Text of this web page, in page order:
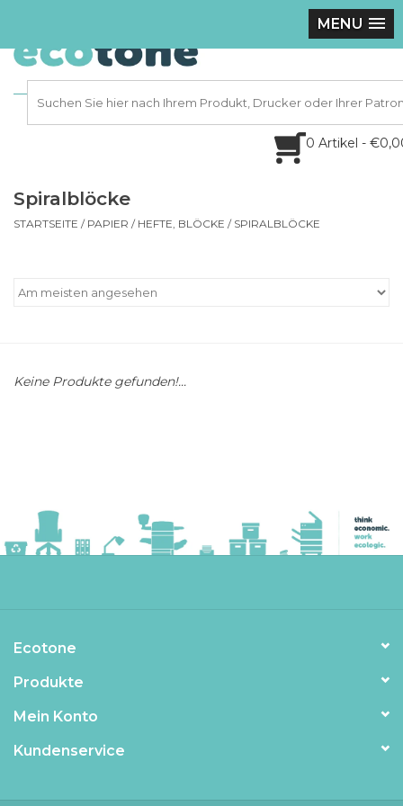
MENU
0 Artikel -
Spiralblöcke
STARTSEITE / PAPIER / HEFTE, BLÖCKE / SPIRALBLÖCKE
Keine Produkte gefunden!...
Ecotone
Produkte
Mein Konto
Kundenservice